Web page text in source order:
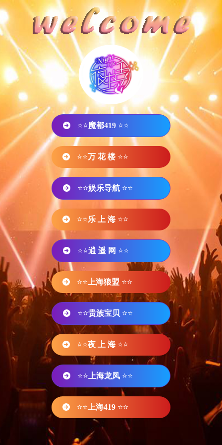
⭐⭐魔都419 ⭐⭐
⭐⭐万 花 楼 ⭐⭐
⭐⭐娱乐导航 ⭐⭐
⭐⭐乐 上 海 ⭐⭐
⭐⭐逍 遥 网 ⭐⭐
⭐⭐ 上海狼盟 ⭐⭐
⭐⭐贵族宝贝 ⭐⭐
⭐⭐夜 上 海 ⭐⭐
⭐⭐ 上海龙凤 ⭐⭐
⭐⭐ 上海419 ⭐⭐